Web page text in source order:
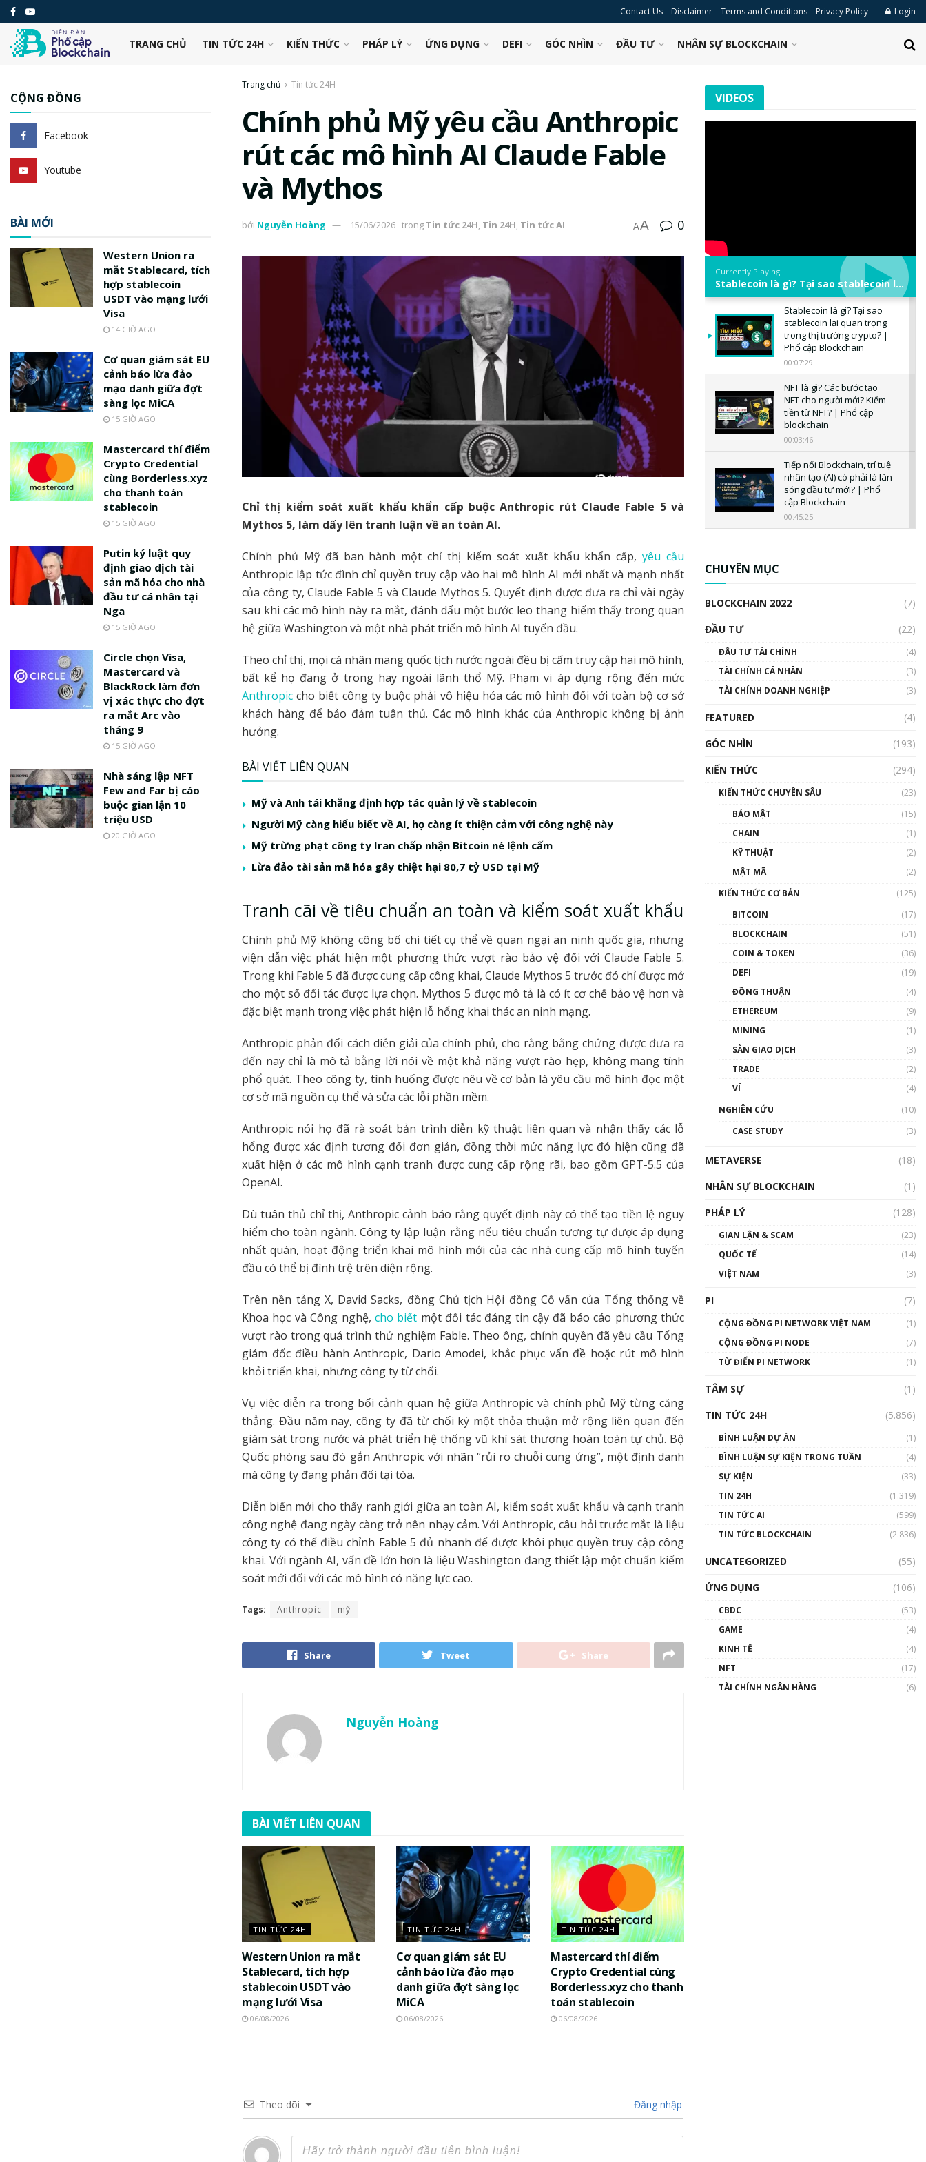
Contact Us Disclaimer Terms and Conditions Privacy Policy Login
TRANG CHỦ TIN TỨC 24H KIẾN THỨC PHÁP LÝ ỨNG DỤNG DEFI GÓC NHÌN ĐẦU TƯ NHÂN SỰ BLOCKCHAIN
Trang chủ Tin tức 24H
Chính phủ Mỹ yêu cầu Anthropic
rút các mô hình AI Claude Fable
và Mythos
bởi Nguyễn Hoàng 15/06/2026 trong Tin tức 24H, Tin 24H, Tin tức AI AA 0
Chỉ thị kiểm soát xuất khẩu khẩn cấp buộc Anthropic rút Claude Fable 5 và
Mythos 5, làm dấy lên tranh luận về an toàn AI.
Chính phủ Mỹ đã ban hành một chỉ thị kiểm soát xuất khẩu khẩn cấp,yêu cầu
Anthropic lập tức đình chỉ quyền truy cập vào hai mô hình AI mới nhất và mạnh nhất
của công ty, Claude Fable 5 và Claude Mythos 5. Quyết định được đưa ra chỉ vài ngày
sau khi các mô hình này ra mắt, đánh dấu một bước leo thang hiếm thấy trong quan
hệ giữa Washington và một nhà phát triển mô hình AI tuyến đầu.
Theo chỉ thị, mọi cá nhân mang quốc tịch nước ngoài đều bị cấm truy cập hai mô hình,
bất kể họ đang ở trong hay ngoài lãnh thổ Mỹ. Phạm vi áp dụng rộng đến mức
Anthropic cho biết công ty buộc phải vô hiệu hóa các mô hình đối với toàn bộ cơ sở
khách hàng để bảo đảm tuân thủ. Các mô hình khác của Anthropic không bị ảnh
hưởng.
BÀI VIẾT LIÊN QUAN
Mỹ và Anh tái khẳng định hợp tác quản lý về stablecoin
Người Mỹ càng hiểu biết về AI, họ càng ít thiện cảm với công nghệ này
Mỹ trừng phạt công ty Iran chấp nhận Bitcoin né lệnh cấm
Lừa đảo tài sản mã hóa gây thiệt hại 80,7 tỷ USD tại Mỹ
Tranh cãi về tiêu chuẩn an toàn và kiểm soát xuất khẩu
Chính phủ Mỹ không công bố chi tiết cụ thể về quan ngại an ninh quốc gia, nhưng
viện dẫn việc phát hiện một phương thức vượt rào bảo vệ đối với Claude Fable 5.
Trong khi Fable 5 đã được cung cấp công khai, Claude Mythos 5 trước đó chỉ được mở
cho một số đối tác được lựa chọn. Mythos 5 được mô tả là có ít cơ chế bảo vệ hơn và
đặc biệt mạnh trong việc phát hiện lỗ hổng khai thác an ninh mạng.
Anthropic phản đối cách diễn giải của chính phủ, cho rằng bằng chứng được đưa ra
đến nay chỉ là mô tả bằng lời nói về một khả năng vượt rào hẹp, không mang tính
phổ quát. Theo công ty, tình huống được nêu về cơ bản là yêu cầu mô hình đọc một
cơ sở mã nguồn cụ thể và sửa các lỗi phần mềm.
Anthropic nói họ đã rà soát bản trình diễn kỹ thuật liên quan và nhận thấy các lỗ
hổng được xác định tương đối đơn giản, đồng thời mức năng lực đó hiện cũng đã
xuất hiện ở các mô hình cạnh tranh được cung cấp rộng rãi, bao gồm GPT-5.5 của
OpenAI.
Dù tuân thủ chỉ thị, Anthropic cảnh báo rằng quyết định này có thể tạo tiền lệ nguy
hiểm cho toàn ngành. Công ty lập luận rằng nếu tiêu chuẩn tương tự được áp dụng
nhất quán, hoạt động triển khai mô hình mới của các nhà cung cấp mô hình tuyến
đầu có thể bị đình trệ trên diện rộng.
Trên nền tảng X, David Sacks, đồng Chủ tịch Hội đồng Cố vấn của Tổng thống về
Khoa học và Công nghệ,cho biết một đối tác đáng tin cậy đã báo cáo phương thức
vượt rào trong quá trình thử nghiệm Fable. Theo ông, chính quyền đã yêu cầu Tổng
giám đốc điều hành Anthropic, Dario Amodei, khắc phục vấn đề hoặc rút mô hình
khỏi triển khai, nhưng công ty từ chối.
Vụ việc diễn ra trong bối cảnh quan hệ giữa Anthropic và chính phủ Mỹ từng căng
thẳng. Đầu năm nay, công ty đã từ chối ký một thỏa thuận mở rộng liên quan đến
giám sát trong nước và phát triển hệ thống vũ khí sát thương hoàn toàn tự chủ. Bộ
Quốc phòng sau đó gắn Anthropic với nhãn “rủi ro chuỗi cung ứng”, một định danh
mà công ty đang phản đối tại tòa.
Diễn biến mới cho thấy ranh giới giữa an toàn AI, kiểm soát xuất khẩu và cạnh tranh
công nghệ đang ngày càng trở nên nhạy cảm. Với Anthropic, câu hỏi trước mắt là liệu
công ty có thể điều chỉnh Fable 5 đủ nhanh để được khôi phục quyền truy cập công
khai. Với ngành AI, vấn đề lớn hơn là liệu Washington đang thiết lập một chuẩn kiểm
soát mới đối với các mô hình có năng lực cao.
Tags: Anthropic mỹ
Share Tweet Share
Nguyễn Hoàng
BÀI VIẾT LIÊN QUAN
TIN TỨC 24H
Western Union ra mắt
Stablecard, tích hợp
stablecoin USDT vào
mạng lưới Visa
06/08/2026
TIN TỨC 24H
Cơ quan giám sát EU
cảnh báo lừa đảo mạo
danh giữa đợt sàng lọc
MiCA
06/08/2026
TIN TỨC 24H
Mastercard thí điểm
Crypto Credential cùng
Borderless.xyz cho thanh
toán stablecoin
06/08/2026
Theo dõi Đăng nhập
CỘNG ĐỒNG
Facebook
Youtube
BÀI MỚI
Western Union ra
mắt Stablecard, tích
hợp stablecoin
USDT vào mạng lưới
Visa
14 GIỜ AGO
Cơ quan giám sát EU
cảnh báo lừa đảo
mạo danh giữa đợt
sàng lọc MiCA
15 GIỜ AGO
Mastercard thí điểm
Crypto Credential
cùng Borderless.xyz
cho thanh toán
stablecoin
15 GIỜ AGO
Putin ký luật quy
định giao dịch tài
sản mã hóa cho nhà
đầu tư cá nhân tại
Nga
15 GIỜ AGO
Circle chọn Visa,
Mastercard và
BlackRock làm đơn
vị xác thực cho đợt
ra mắt Arc vào
tháng 9
15 GIỜ AGO
Nhà sáng lập NFT
Few and Far bị cáo
buộc gian lận 10
triệu USD
20 GIỜ AGO
VIDEOS
Currently Playing
Stablecoin là gì? Tại sao stablecoin lại quan trọng trong thị trường crypto? | Phổ cập Blockchain
Stablecoin là gì? Tại sao
stablecoin lại quan trọng
trong thị trường crypto? |
Phổ cập Blockchain
00:07:29
NFT là gì? Các bước tạo
NFT cho người mới? Kiếm
tiền từ NFT? | Phổ cập
blockchain
00:03:46
Tiếp nối Blockchain, trí tuệ
nhân tạo (AI) có phải là làn
sóng đầu tư mới? | Phổ
cập Blockchain
00:45:25
uptrend trong năm 2023? |
Phổ cập Blockchain
00:02:14
Nhìn lại năm 2022: Những
nhân vật ảnh hưởng nhất
hệ sinh thái tiền mã hoá |
Blockchain
Nhân sự tương lại ngành
Blockchain Việt Nam | Phổ
cập Blockchain
Blockchain đang được ứng
01:34:46
01:32:59
Talkshow17: Mùa đông
Crypto – Chiếc khăn gió ấm
01:49:30
Talkshow 14: MemeCoin –
CHUYÊN MỤC
BLOCKCHAIN 2022
(7)
ĐẦU TƯ
(22)
ĐẦU TƯ TÀI CHÍNH
(4)
TÀI CHÍNH CÁ NHÂN
(3)
TÀI CHÍNH DOANH NGHIỆP
(3)
FEATURED
(4)
GÓC NHÌN
(193)
KIẾN THỨC
(294)
KIẾN THỨC CHUYÊN SÂU
(23)
BẢO MẬT
(15)
CHAIN
(1)
KỸ THUẬT
(2)
MẬT MÃ
(2)
KIẾN THỨC CƠ BẢN
(125)
BITCOIN
(17)
BLOCKCHAIN
(51)
COIN & TOKEN
(36)
DEFI
(19)
ĐỒNG THUẬN
(4)
ETHEREUM
(9)
MINING
(1)
SÀN GIAO DỊCH
(3)
TRADE
(2)
VÍ
(4)
NGHIÊN CỨU
(10)
CASE STUDY
(3)
METAVERSE
(18)
NHÂN SỰ BLOCKCHAIN
(1)
PHÁP LÝ
(128)
GIAN LẬN & SCAM
(23)
QUỐC TẾ
(14)
VIỆT NAM
(3)
PI (7)
CỘNG ĐỒNG PI NETWORK VIỆT NAM
(1)
CỘNG ĐỒNG PI NODE
(7)
TỪ ĐIỂN PI NETWORK
(1)
TÂM SỰ
(1)
TIN TỨC 24H
(5.856)
BÌNH LUẬN DỰ ÁN
(1)
BÌNH LUẬN SỰ KIỆN TRONG TUẦN
(4)
SỰ KIỆN
(33)
TIN 24H
(1.319)
TIN TỨC AI
(599)
TIN TỨC BLOCKCHAIN
(2.836)
UNCATEGORIZED
(55)
ỨNG DỤNG
(106)
CBDC
(53)
GAME
(4)
KINH TẾ
(4)
NFT
(17)
TÀI CHÍNH NGÂN HÀNG
(6)